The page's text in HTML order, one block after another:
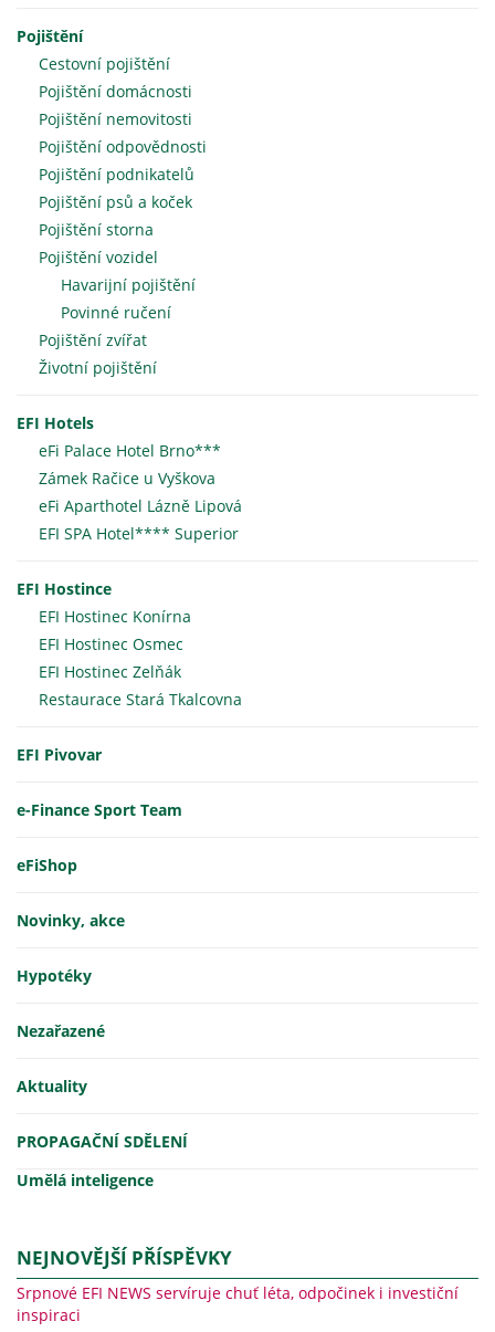
Pojištění
Cestovní pojištění
Pojištění domácnosti
Pojištění nemovitosti
Pojištění odpovědnosti
Pojištění podnikatelů
Pojištění psů a koček
Pojištění storna
Pojištění vozidel
Havarijní pojištění
Povinné ručení
Pojištění zvířat
Životní pojištění
EFI Hotels
eFi Palace Hotel Brno***
Zámek Račice u Vyškova
eFi Aparthotel Lázně Lipová
EFI SPA Hotel**** Superior
EFI Hostince
EFI Hostinec Konírna
EFI Hostinec Osmec
EFI Hostinec Zelňák
Restaurace Stará Tkalcovna
EFI Pivovar
e-Finance Sport Team
eFiShop
Novinky, akce
Hypotéky
Nezařazené
Aktuality
PROPAGAČNÍ SDĚLENÍ
Umělá inteligence
NEJNOVĚJŠÍ PŘÍSPĚVKY
Srpnové EFI NEWS servíruje chuť léta, odpočinek i investiční
inspiraci